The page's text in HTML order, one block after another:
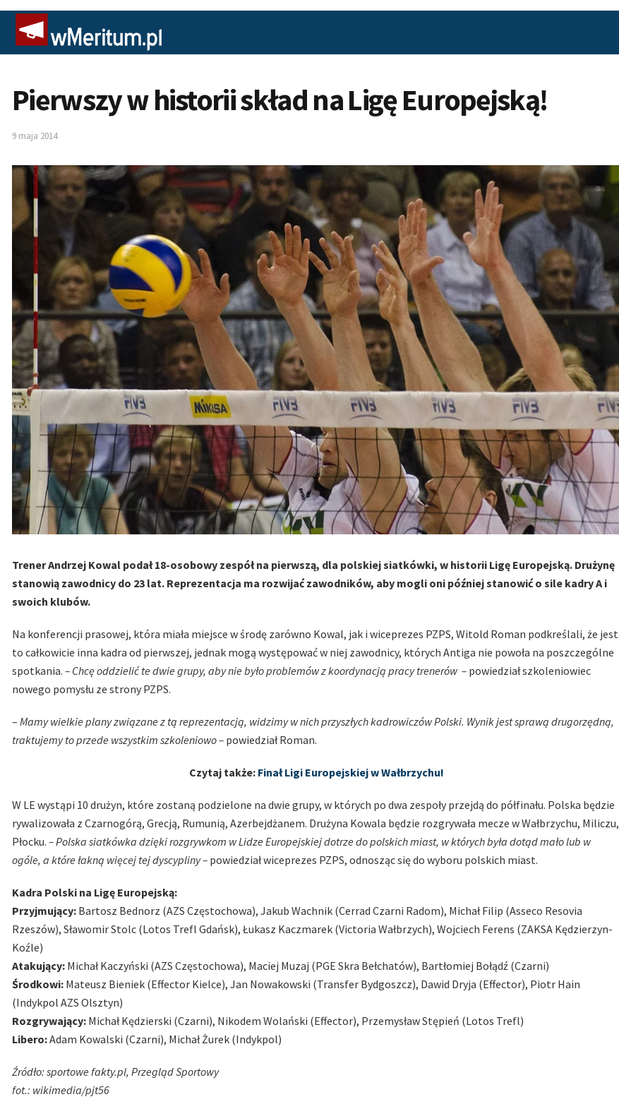
Pierwszy w historii skład na Ligę Europejską!
9 maja 2014
Trener Andrzej Kowal podał 18-osobowy zespół na pierwszą, dla polskiej siatkówki, w historii Ligę Europejską. Drużynę
stanowią zawodnicy do 23 lat. Reprezentacja ma rozwijać zawodników, aby mogli oni później stanowić o sile kadry A i
swoich klubów.
Na konferencji prasowej, która miała miejsce w środę zarówno Kowal, jak i wiceprezes PZPS, Witold Roman podkreślali, że jest
to całkowicie inna kadra od pierwszej, jednak mogą występować w niej zawodnicy, których Antiga nie powoła na poszczególne
spotkania. – Chcę oddzielić te dwie grupy, aby nie było problemów z koordynacją pracy trenerów – powiedział szkoleniowiec
nowego pomysłu ze strony PZPS.
– Mamy wielkie plany związane z tą reprezentacją, widzimy w nich przyszłych kadrowiczów Polski. Wynik jest sprawą drugorzędną,
traktujemy to przede wszystkim szkoleniowo – powiedział Roman.
Czytaj także: Finał Ligi Europejskiej w Wałbrzychu!
W LE wystąpi 10 drużyn, które zostaną podzielone na dwie grupy, w których po dwa zespoły przejdą do półfinału. Polska będzie
rywalizowała z Czarnogórą, Grecją, Rumunią, Azerbejdżanem. Drużyna Kowala będzie rozgrywała mecze w Wałbrzychu, Miliczu,
Płocku. – Polska siatkówka dzięki rozgrywkom w Lidze Europejskiej dotrze do polskich miast, w których była dotąd mało lub w
ogóle, a które łakną więcej tej dyscypliny – powiedział wiceprezes PZPS, odnosząc się do wyboru polskich miast.
Kadra Polski na Ligę Europejską:
Przyjmujący: Bartosz Bednorz (AZS Częstochowa), Jakub Wachnik (Cerrad Czarni Radom), Michał Filip (Asseco Resovia
Rzeszów), Sławomir Stolc (Lotos Trefl Gdańsk), Łukasz Kaczmarek (Victoria Wałbrzych), Wojciech Ferens (ZAKSA Kędzierzyn-
Koźle)
Atakujący: Michał Kaczyński (AZS Częstochowa), Maciej Muzaj (PGE Skra Bełchatów), Bartłomiej Bołądź (Czarni)
Środkowi: Mateusz Bieniek (Effector Kielce), Jan Nowakowski (Transfer Bydgoszcz), Dawid Dryja (Effector), Piotr Hain
(Indykpol AZS Olsztyn)
Rozgrywający: Michał Kędzierski (Czarni), Nikodem Wolański (Effector), Przemysław Stępień (Lotos Trefl)
Libero:Adam Kowalski (Czarni), Michał Żurek (Indykpol)
Źródło: sportowe fakty.pl, Przegląd Sportowy
fot.: wikimedia/pjt56